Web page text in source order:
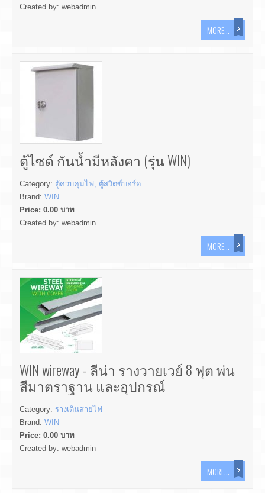
Created by: webadmin
MORE...
ตู้ไซด์ กันน้ำมีหลังคา (รุ่น WIN)
Category: ตู้ควบคุมไฟ, ตู้สวิตซ์บอร์ด
Brand: WIN
Price: 0.00 บาท
Created by: webadmin
MORE...
WIN wireway - ลีน่า รางวายเวย์ 8 ฟุต พ่น
สีมาตราฐาน และอุปกรณ์
Category: รางเดินสายไฟ
Brand: WIN
Price: 0.00 บาท
Created by: webadmin
MORE...